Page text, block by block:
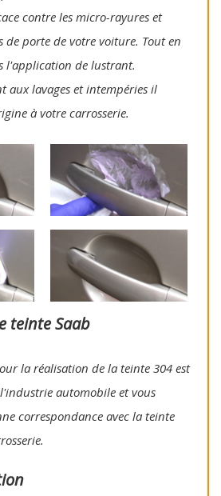
contre les micro-rayures et
de porte de votre voiture. Tout en
l'application de lustrant.
aux lavages et intempéries il
à votre carrosserie.
teinte Saab
la réalisation de la teinte 304 est
automobile et vous
correspondance avec la teinte